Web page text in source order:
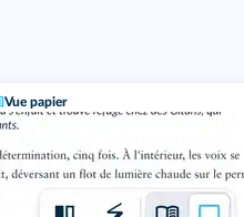
Vue papier
?